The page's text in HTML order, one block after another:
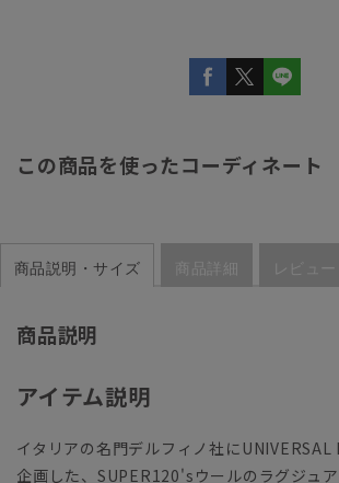
この商品を使ったコーディネート
商品説明・サイズ 商品詳細 レビュー
商品説明
アイテム説明
イタリアの名門デルフィノ社にUNIVERSAL
企画した、SUPER120'sウールのラグジュ